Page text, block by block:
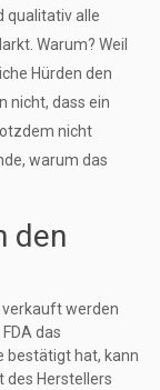
qualitativ alle
Warum? Weil
Hürden den
nicht, dass ein
nicht
warum das
den
verkauft werden
das
bestätigt hat, kann
des Herstellers